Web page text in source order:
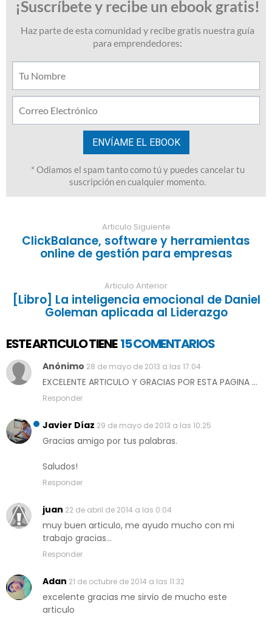
Articulo Siguiente
ClickBalance, software y herramientas
online de gestión para empresas
Articulo Anterior
[Libro] La inteligencia emocional de Daniel
Goleman aplicada al Liderazgo
ESTE ARTICULO TIENE 15 COMENTARIOS
Anónimo 28 de mayo de 2013 a las 17:04
EXCELENTE ARTICULO Y GRACIAS POR ESTA PAGINA ...
Responder
Javier Díaz 29 de mayo de 2013 a las 10:25
Gracias amigo por tus palabras.
Saludos!
Responder
juan 22 de abril de 2014 a las 0:04
muy buen articulo, me ayudo mucho con mi
trabajo gracias...
Responder
Adan 21 de octubre de 2014 a las 11:32
excelente gracias me sirvio de mucho este
articulo